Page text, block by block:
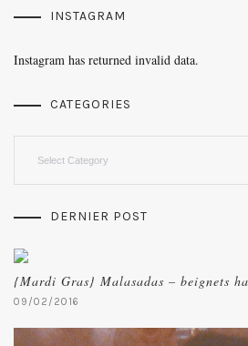
INSTAGRAM
Instagram has returned invalid data.
CATEGORIES
DERNIER POST
{Mardi Gras} Malasadas – beignets
09/02/2016